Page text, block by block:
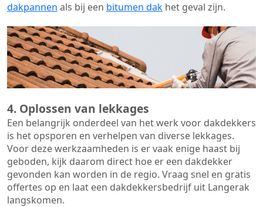
dakpannen als bij een bitumen dak het geval zijn.
4. Oplossen van lekkages
Een belangrijk onderdeel van het werk voor dakdekkers
is het opsporen en verhelpen van diverse lekkages.
Voor deze werkzaamheden is er vaak enige haast bij
geboden, kijk daarom direct hoe er een dakdekker
gevonden kan worden in de regio. Vraag snel en gratis
offertes op en laat een dakdekkersbedrijf uit Langerak
langskomen.